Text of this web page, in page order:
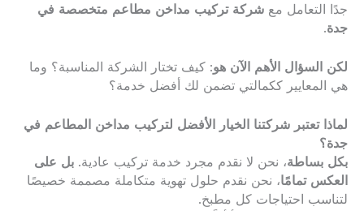
جدًا التعامل مع شركة تركيب مداخن مطاعم متخصصة في
جدة.
لكن السؤال الأهم الآن هو: كيف تختار الشركة المناسبة؟ وما
هي المعايير ككمالتي تضمن لك أفضل خدمة؟
لماذا تعتبر شركتنا الخيار الأفضل لتركيب مداخن المطاعم في
جدة؟
بكل بساطة، نحن لا نقدم مجرد خدمة تركيب عادية. بل على
العكس تمامًا، نحن نقدم حلول تهوية متكاملة مصممة خصيصًا
لتناسب احتياجات كل مطبخ.